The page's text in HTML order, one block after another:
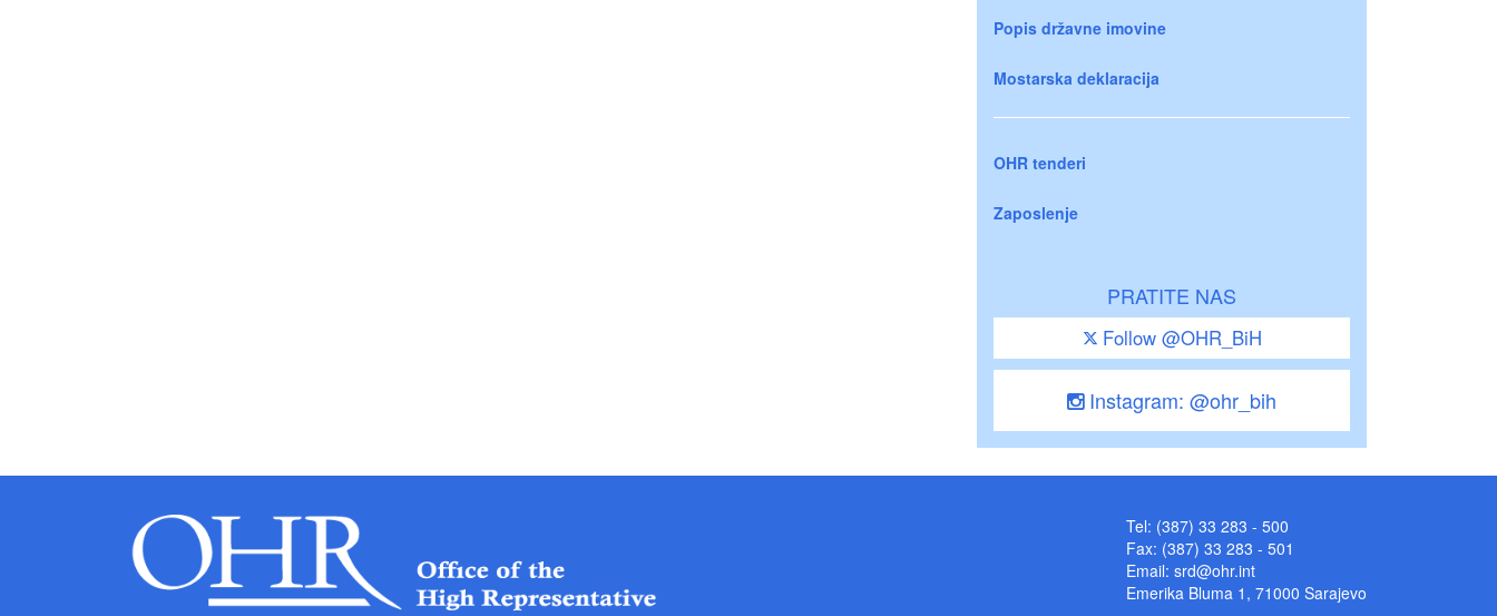
Popis državne imovine
Mostarska deklaracija
OHR tenderi
Zaposlenje
PRATITE NAS
Follow @OHR_BiH
Instagram: @ohr_bih
Tel: (387) 33 283 - 500
Fax: (387) 33 283 - 501
Email: srd@ohr.int
Emerika Bluma 1, 71000 Sarajevo